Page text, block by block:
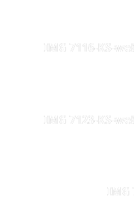
IMG 7116-KS-
IMG 7123-KS-
IMG